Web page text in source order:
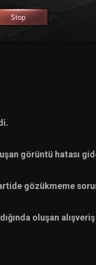
görüntü hatası
gözükmeme
oluşan